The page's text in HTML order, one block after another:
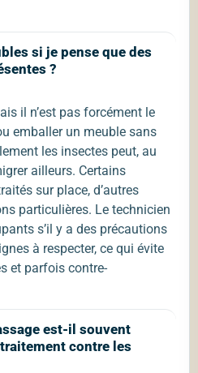
si je pense que des
?
il n’est pas forcément le
emballer un meuble sans
les insectes peut, au
ailleurs. Certains
sur place, d’autres
particulières. Le technicien
s’il y a des précautions
à respecter, ce qui évite
et parfois contre-
est-il souvent
contre les